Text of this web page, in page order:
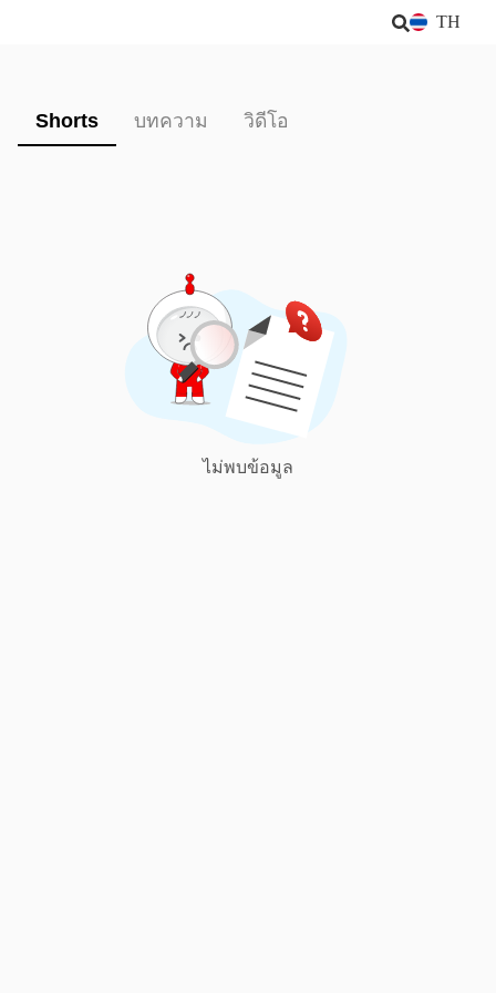
TH
Shorts บทความ วิดีโอ
ไม่พบข้อมูล